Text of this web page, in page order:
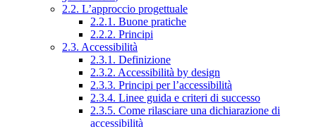
2.2. L’approccio progettuale
2.2.1. Buone pratiche
2.2.2. Principi
2.3. Accessibilità
2.3.1. Definizione
2.3.2. Accessibilità by design
2.3.3. Principi per l’accessibilità
2.3.4. Linee guida e criteri di successo
2.3.5. Come rilasciare una dichiarazione di
accessibilità